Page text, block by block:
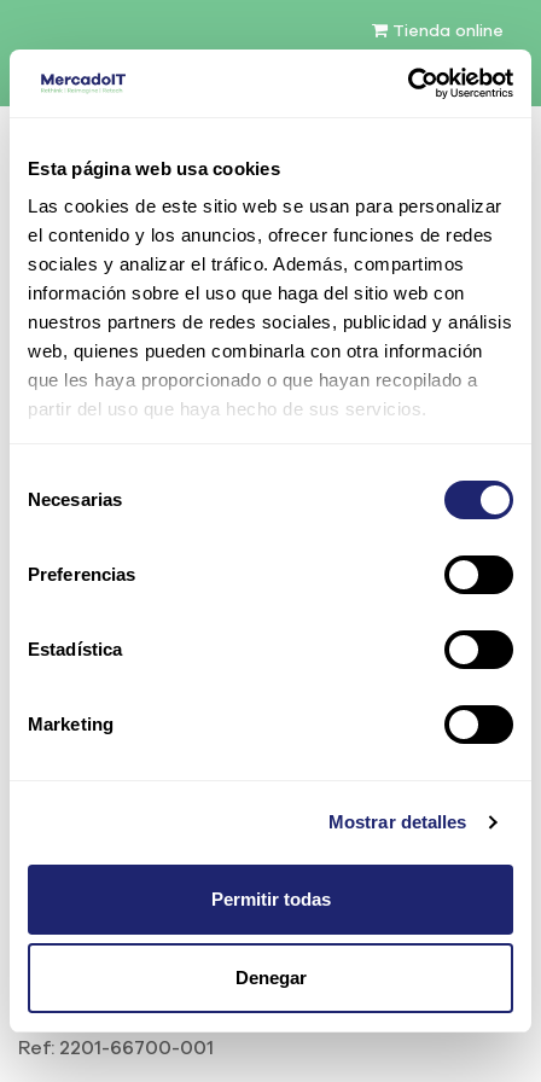
Esta página web usa cookies
Las cookies de este sitio web se usan para personalizar
el contenido y los anuncios, ofrecer funciones de redes
sociales y analizar el tráfico. Además, compartimos
información sobre el uso que haga del sitio web con
nuestros partners de redes sociales, publicidad y análisis
web, quienes pueden combinarla con otra información
que les haya proporcionado o que hayan recopilado a
partir del uso que haya hecho de sus servicios.
Necesarias
Preferencias
Estadística
Marketing
Mostrar detalles
Permitir todas
Denegar
Tienda online
Español
Contáctenos
Todos los productos
Polycom RealPresence Trio 8500 IP Conference
Phone
Polycom RealPresence Trio
8500 IP Conference Phone
Ref: 2201-66700-001